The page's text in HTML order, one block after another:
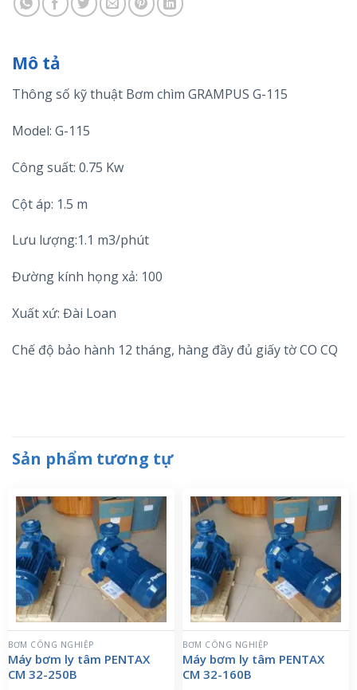
Mô tả
Thông số kỹ thuật Bơm chìm GRAMPUS G-115
Model: G-115
Công suất: 0.75 Kw
Cột áp: 1.5 m
Lưu lượng:1.1 m3/phút
Đường kính họng xả: 100
Xuất xứ: Đài Loan
Chế độ bảo hành 12 tháng, hàng đầy đủ giấy tờ CO CQ
Sản phẩm tương tự
BƠM CÔNG NGHIỆP
Máy bơm ly tâm PENTAX
CM 32-250B
BƠM CÔNG NGHIỆP
Máy bơm ly tâm PENTAX
CM 32-160B